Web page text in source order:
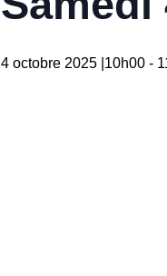
4 octobre 2025 |10h00 -